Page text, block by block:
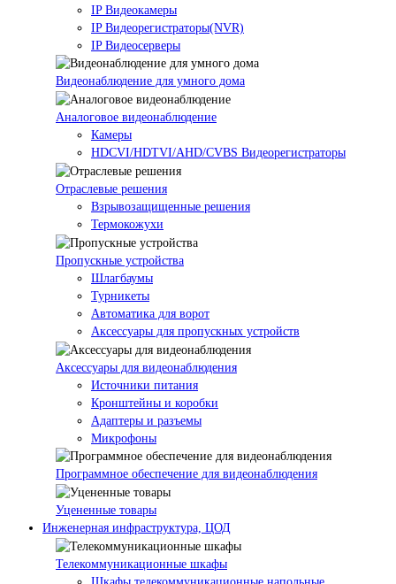
IP Видеокамеры
IP Видеорегистраторы(NVR)
IP Видеосерверы
Видеонаблюдение для умного дома
Аналоговое видеонаблюдение
Камеры
HDCVI/HDTVI/AHD/CVBS Видеорегистраторы
Отраслевые решения
Взрывозащищенные решения
Термокожухи
Пропускные устройства
Шлагбаумы
Турникеты
Автоматика для ворот
Аксессуары для пропускных устройств
Аксессуары для видеонаблюдения
Источники питания
Кронштейны и коробки
Адаптеры и разъемы
Микрофоны
Программное обеспечение для видеонаблюдения
Уцененные товары
Инженерная инфраструктура, ЦОД
Телекоммуникационные шкафы